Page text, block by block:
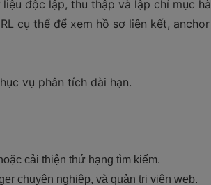
độc lập, thu thập và lập chỉ mục
cụ thể để xem hồ sơ liên kết,
vụ phân tích dài hạn.
cải thiện thứ hạng tìm kiếm.
chuyên nghiệp, và quản trị viên web.